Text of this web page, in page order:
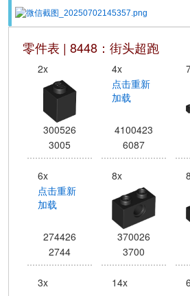
零件表 | 8448：街头超跑
2x
300526
3005
4x
点击重新
加载
4100423
6087
6x
点击重新
加载
274426
2744
8x
370026
3700
3x 14x